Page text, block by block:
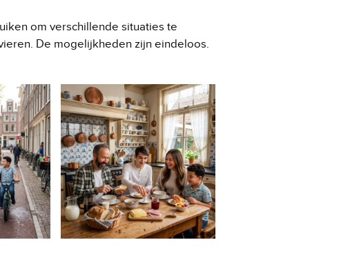
om verschillende situaties te
De mogelijkheden zijn eindeloos.